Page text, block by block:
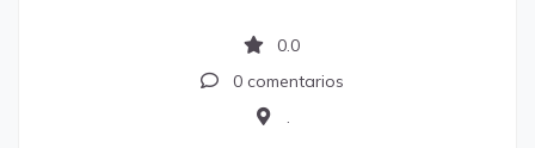
0.0
0 comentarios
.